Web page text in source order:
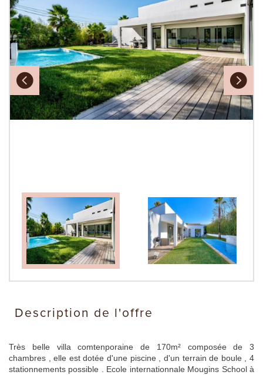
description de l'offre
Très belle villa comtenporaine de 170m² composée de 3
chambres , elle est dotée d'une piscine , d'un terrain de boule , 4
stationnements possible . Ecole internationnale Mougins School à